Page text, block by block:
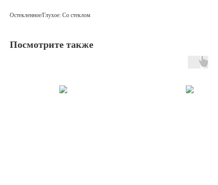
Остекленное/Глухое: Со стеклом
Посмотрите также